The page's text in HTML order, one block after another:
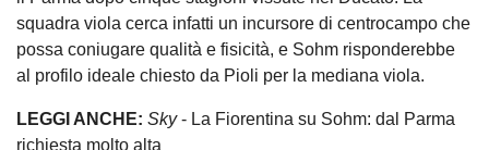
squadra viola cerca infatti un incursore di centrocampo che
possa coniugare qualità e fisicità, e Sohm risponderebbe
al profilo ideale chiesto da Pioli per la mediana viola.
LEGGI ANCHE: Sky- La Fiorentina su Sohm: dal Parma
richiesta molto alta